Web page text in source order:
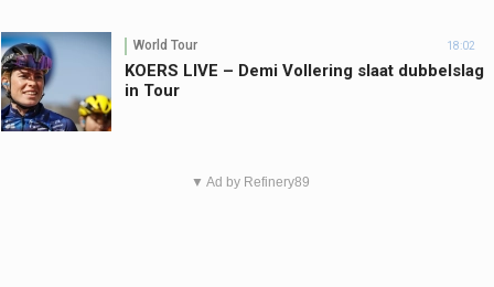
World Tour 18:02
KOERS LIVE – Demi Vollering slaat dubbelslag
in Tour
▼ Ad by Refinery89